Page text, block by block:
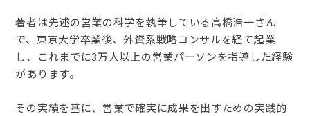
著者は先述の営業の科学を執筆している高橋浩一さん
で、東京大学卒業後、外資系戦略コンサルを経て起業
し、これまでに3万人以上の営業パーソンを指導した経験
があります。
その実績を基に、営業で確実に成果を出すための実践的